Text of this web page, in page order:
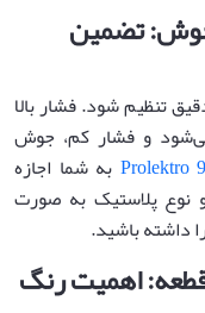
تضمین
تنظیم شود. فشار بالا
و فشار کم، جوش
به شما اجازه
نوع پلاستیک به صورت
داشته باشید.
اهمیت رنگ